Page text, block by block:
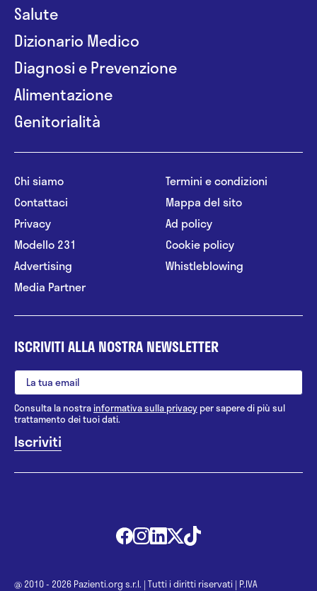
Salute
Dizionario Medico
Diagnosi e Prevenzione
Alimentazione
Genitorialità
Chi siamo
Contattaci
Privacy
Modello 231
Advertising
Media Partner
Termini e condizioni
Mappa del sito
Ad policy
Cookie policy
Whistleblowing
ISCRIVITI ALLA NOSTRA NEWSLETTER
Consulta la nostrainformativa sulla privacy per sapere di più sul
trattamento dei tuoi dati.
@ 2010 - 2026 Pazienti.org s.r.l. | Tutti i diritti riservati | P.IVA